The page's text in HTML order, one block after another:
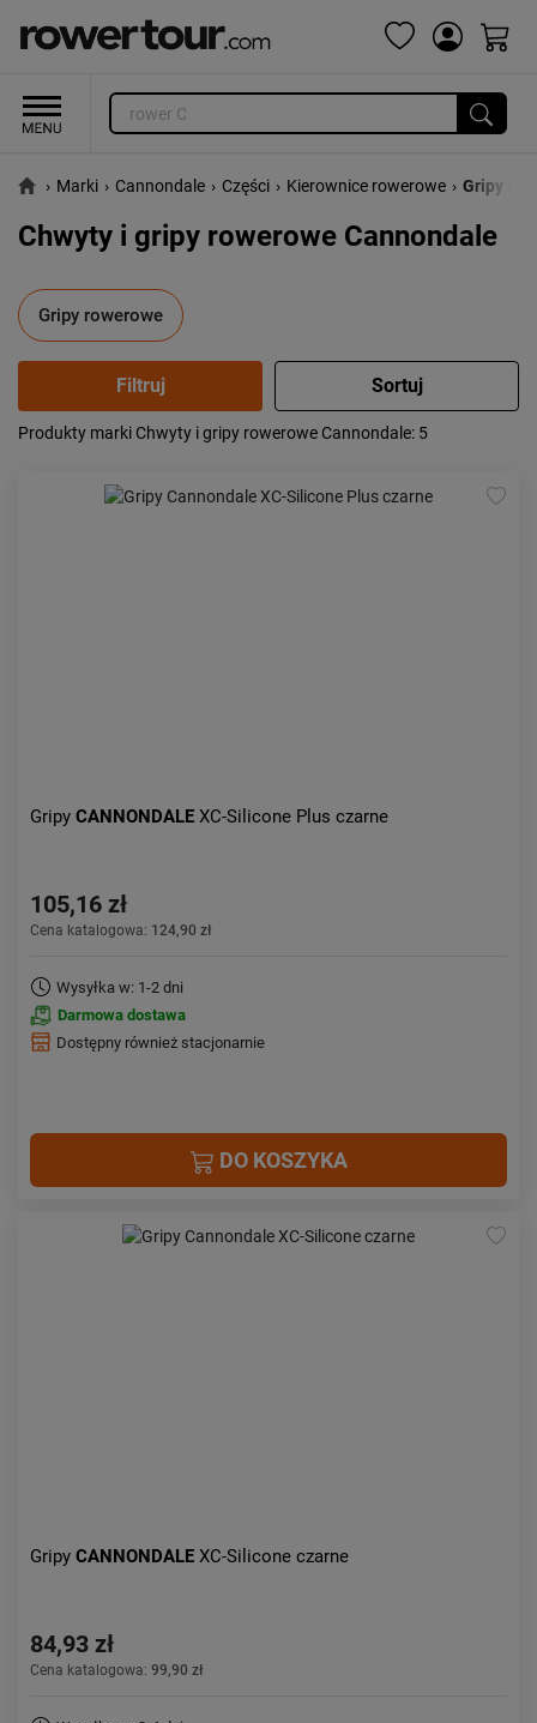
› Marki › Cannondale › Części › Kierownice rowerowe › Gripy
Chwyty i gripy rowerowe Cannondale
Gripy rowerowe
Popularność:
od najwyższej
Produkty marki Chwyty i gripy rowerowe Cannondale: 5
Gripy CANNONDALE XC-Silicone Plus czarne
105,16 zł
Cena katalogowa: 124,90 zł
Wysyłka w: 1-2 dni
Darmowa dostawa
Dostępny również stacjonarnie
DO KOSZYKA
Gripy CANNONDALE XC-Silicone czarne
84,93 zł
Cena katalogowa: 99,90 zł